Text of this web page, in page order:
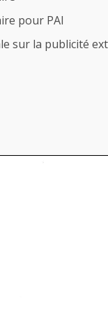
pour PAI
sur la publicité